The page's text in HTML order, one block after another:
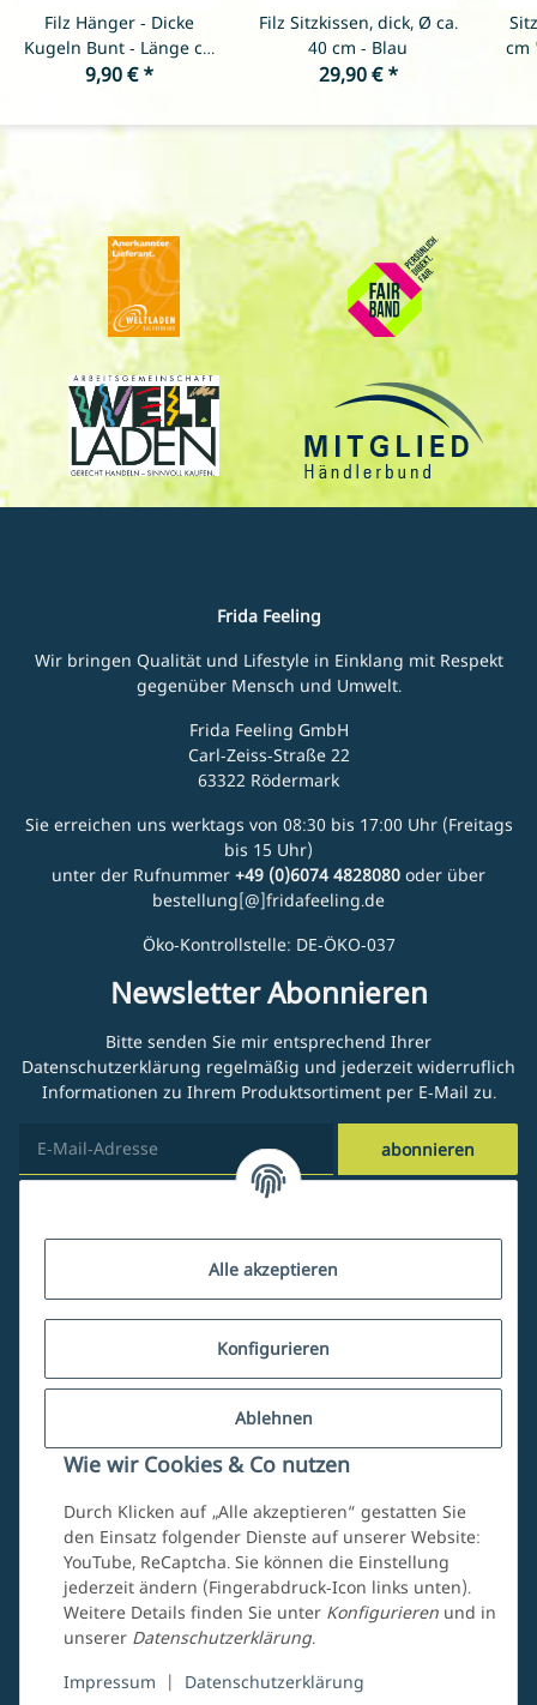
Alle akzeptieren
Konfigurieren
Ablehnen
Wie wir Cookies & Co nutzen
Durch Klicken auf „Alle akzeptieren“ gestatten Sie
den Einsatz folgender Dienste auf unserer Website:
YouTube, ReCaptcha. Sie können die Einstellung
jederzeit ändern (Fingerabdruck-Icon links unten).
Weitere Details finden Sie unter Konfigurieren und in
unserer Datenschutzerklärung.
Impressum
| Datenschutzerklärung
Filz Hänger - Dicke
Kugeln Bunt - Länge ca.
150 cm
9,90 €*
Filz Sitzkissen, dick, Ø ca.
40 cm - Blau
29,90 €*
cm
Frida Feeling
Wir bringen Qualität und Lifestyle in Einklang mit Respekt
gegenüber Mensch und Umwelt.
Frida Feeling GmbH
Carl-Zeiss-Straße 22
63322 Rödermark
Sie erreichen uns werktags von 08:30 bis 17:00 Uhr (Freitags
bis 15 Uhr)
unter der Rufnummer +49 (0)6074 4828080 oder über
bestellung[@]fridafeeling.de
Öko-Kontrollstelle: DE-ÖKO-037
Newsletter Abonnieren
Bitte senden Sie mir entsprechend Ihrer
Datenschutzerklärung regelmäßig und jederzeit widerruflich
Informationen zu Ihrem Produktsortiment per E-Mail zu.
abonnieren
Vertrag widerrufen